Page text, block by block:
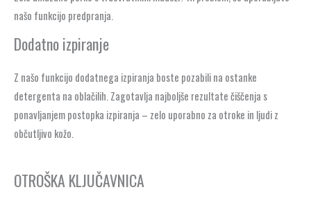
našo funkcijo predpranja.
Dodatno izpiranje
Z našo funkcijo dodatnega izpiranja boste pozabili na ostanke
detergenta na oblačilih. Zagotavlja najboljše rezultate čiščenja s
ponavljanjem postopka izpiranja – zelo uporabno za otroke in ljudi z
občutljivo kožo.
OTROŠKA KLJUČAVNICA